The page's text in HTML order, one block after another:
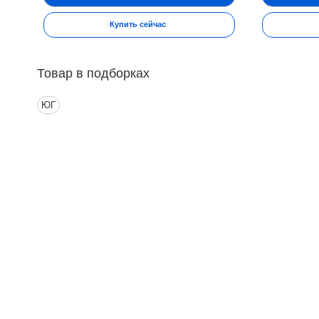
Купить сейчас
Товар в подборках
ЮГ